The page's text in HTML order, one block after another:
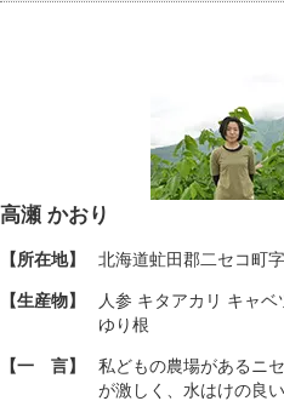
高瀬 かおり
【所在地】 北海道虻田郡二セコ町
【生産物】
人参 キタアカリ キャ
ゆり根
【一 言】
私どもの農場があるニ
が激しく、水はけの良